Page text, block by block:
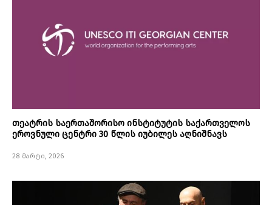
თეატრის საერთაშორისო ინსტიტუტის საქართველოს
ეროვნული ცენტრი 30 წლის იუბილეს აღნიშნავს
28 მარტი, 2026